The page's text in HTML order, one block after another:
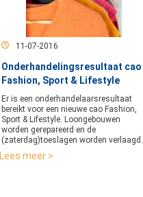
11-07-2016
Onderhandelingsresultaat cao
Fashion, Sport & Lifestyle
Er is een onderhandelaarsresultaat
bereikt voor een nieuwe cao Fashion,
Sport & Lifestyle. Loongebouwen
worden gerepareerd en de
(zaterdag)toeslagen worden verlaagd.
Lees meer >